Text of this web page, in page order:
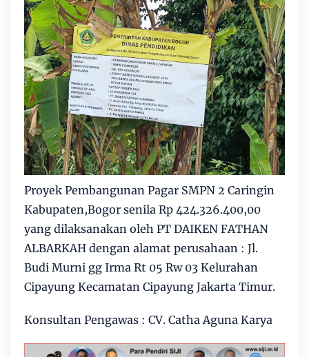
Proyek Pembangunan Pagar SMPN 2 Caringin
Kabupaten,Bogor senila Rp 424.326.400,00
yang dilaksanakan oleh PT DAIKEN FATHAN
ALBARKAH dengan alamat perusahaan : Jl.
Budi Murni gg Irma Rt 05 Rw 03 Kelurahan
Cipayung Kecamatan Cipayung Jakarta Timur.
Konsultan Pengawas : CV. Catha Aguna Karya